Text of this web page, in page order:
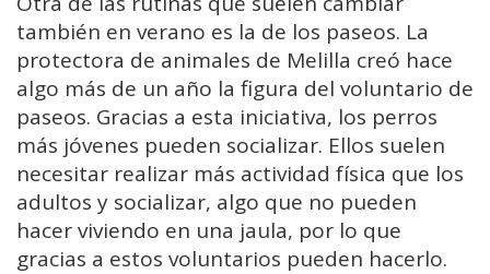
también en verano es la de los paseos. La
protectora de animales de Melilla creó hace
algo más de un año la figura del voluntario de
paseos. Gracias a esta iniciativa, los perros
más jóvenes pueden socializar. Ellos suelen
necesitar realizar más actividad física que los
adultos y socializar, algo que no pueden
hacer viviendo en una jaula, por lo que
gracias a estos voluntarios pueden hacerlo.